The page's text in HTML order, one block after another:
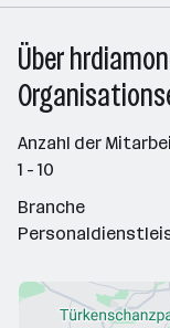
Über
Anzahl der
1 - 10
Branche